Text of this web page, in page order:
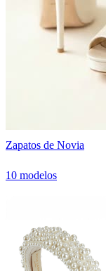
Zapatos de Novia
10 modelos